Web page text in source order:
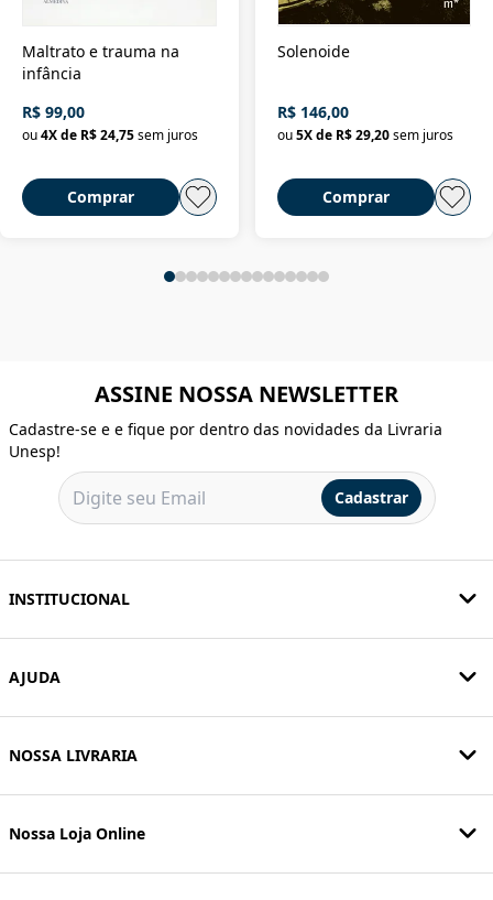
Maltrato e trauma na
infância
R$ 99,00
ou4X de R$ 24,75sem juros
Comprar
Solenoide
R$ 146,00
ou 5X de R$ 29,20 sem juros
Comprar
ASSINE NOSSA NEWSLETTER
Cadastre-se e e fique por dentro das novidades da Livraria
Unesp!
Cadastrar
INSTITUCIONAL
AJUDA
NOSSA LIVRARIA
Nossa Loja Online